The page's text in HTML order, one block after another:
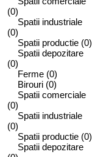
(0)
Spatii industriale
(0)
Spatii productie (0)
Spatii depozitare
(0)
Ferme (0)
Birouri (0)
Spatii comerciale
(0)
Spatii industriale
(0)
Spatii productie (0)
Spatii depozitare